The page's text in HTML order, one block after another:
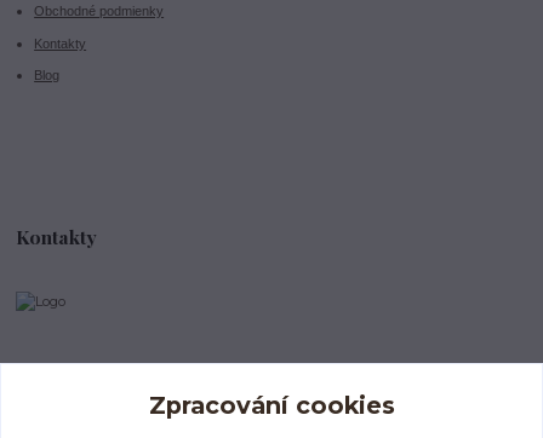
Obchodné podmienky
Kontakty
Blog
Kontakty
Zpracování cookies